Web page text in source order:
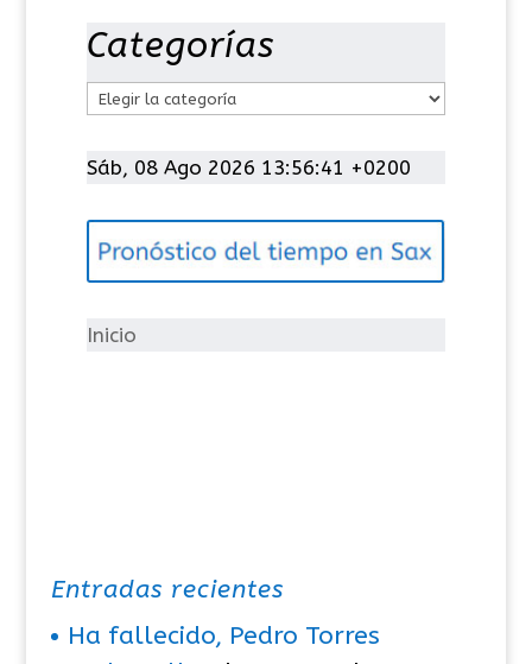
Categorías
t
g
í
Sáb, 08 Ago 2026 13:56:41 +0200
Inicio
Entradas recientes
Ha fallecido, Pedro Torres